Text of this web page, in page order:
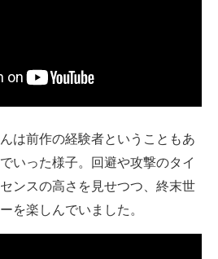
は前作の経験者ということもあ
いった様子。回避や攻撃のタイ
ンスの高さを見せつつ、終末世
を楽しんでいました。